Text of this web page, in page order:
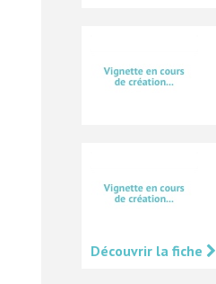
Découvrir la fiche